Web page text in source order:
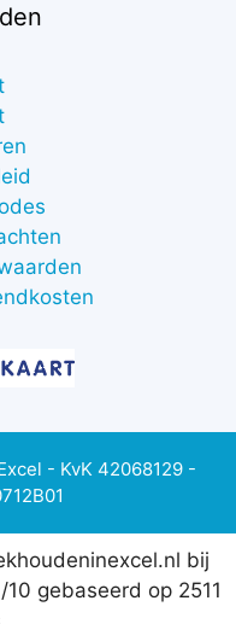
- KvK 42068129 -
bij
10 gebaseerd op 2511